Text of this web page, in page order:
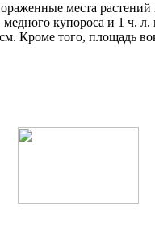
места
купороса и 1 ч.
Кроме того, площадь